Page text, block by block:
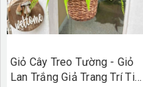
Giỏ Cây Treo Tường - Giỏ
Lan Trắng Giả Trang Trí Tiểu